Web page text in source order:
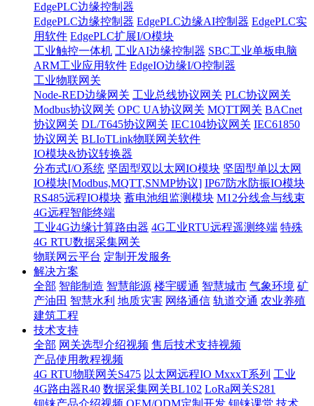
EdgePLC边缘控制器
EdgePLC边缘控制器 EdgePLC边缘AI控制器 EdgePLC实
用软件 EdgePLC扩展I/O模块
工业触控一体机 工业AI边缘控制器 SBC工业单板电脑
ARM工业应用软件 EdgeIO边缘I/O控制器
工业物联网关
Node-RED边缘网关 工业总线协议网关 PLC协议网关
Modbus协议网关 OPC UA协议网关 MQTT网关 BACnet
协议网关 DL/T645协议网关 IEC104协议网关 IEC61850
协议网关 BLIoTLink物联网关软件
IO模块&协议转换器
分布式I/O系统 坚固型双以太网IO模块 坚固型单以太网
IO模块[Modbus,MQTT,SNMP协议] IP67防水防振IO模块
RS485远程IO模块 蓄电池组监测模块 M12分线盒与线束
4G远程智能终端
工业4G边缘计算路由器 4G工业RTU远程遥测终端 特殊
4G RTU数据采集网关
物联网云平台 定制开发服务
解决方案
全部 智能制造 智慧能源 楼宇暖通 智慧城市 气象环境 矿
产油田 智慧水利 地质灾害 网络通信 轨道交通 农业养殖
建筑工程
技术支持
全部 网关选型介绍视频 售后技术支持视频
产品使用教程视频
4G RTU物联网关S475 以太网远程IO MxxxT系列 工业
4G路由器R40 数据采集网关BL102 LoRa网关S281
钡铼产品介绍视频 OEM/ODM定制开发 钡铼课堂 技术